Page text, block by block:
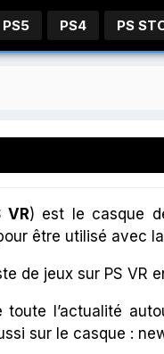
PS5 PS4 PS
VR) est le casque
être utilisé avec la
de jeux sur PS VR
toute l’actualité
sur le casque :